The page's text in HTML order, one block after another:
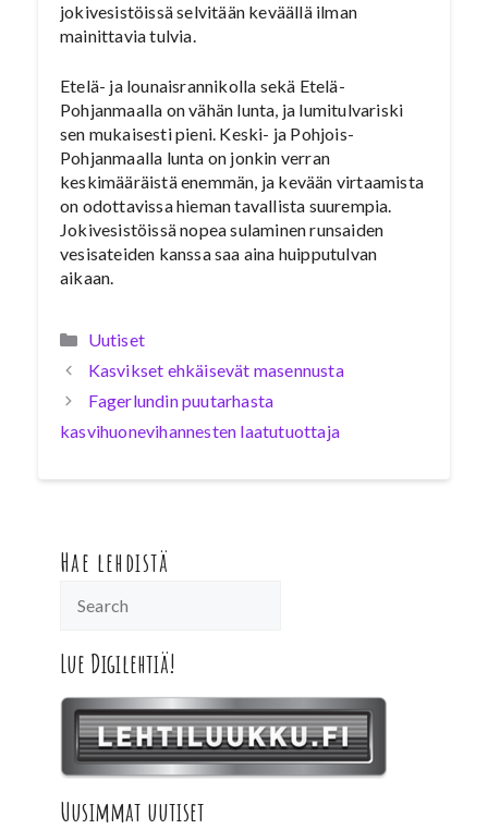
jokivesistöissä selvitään keväällä ilman
mainittavia tulvia.
Etelä- ja lounaisrannikolla sekä Etelä-
Pohjanmaalla on vähän lunta, ja lumitulvariski
sen mukaisesti pieni. Keski- ja Pohjois-
Pohjanmaalla lunta on jonkin verran
keskimääräistä enemmän, ja kevään virtaamista
on odottavissa hieman tavallista suurempia.
Jokivesistöissä nopea sulaminen runsaiden
vesisateiden kanssa saa aina huipputulvan
aikaan.
Kategoriat
Uutiset
Kasvikset ehkäisevät masennusta
Fagerlundin puutarhasta
kasvihuonevihannesten laatutuottaja
Hae lehdistä
Lue Digilehtiä!
Uusimmat uutiset